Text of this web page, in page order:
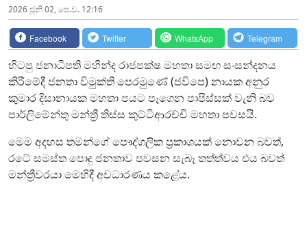
2026 ජූනි 02, පෙ.ව. 12:16
Facebook Twitter WhatsApp Telegram
හිටපු ජනාධිපති මහින්ද රාජපක්ෂ මහතා සමඟ සංසන්දනය
කිරීමේදී ජනතා විමුක්ති පෙරමුණේ (ජවිපෙ) නායක අනුර
කුමාර දිසානායක මහතා පයට පෑගෙන පාපිස්සක් වැනි බව
පාර්ලිමේන්තු මන්ත්‍රී තිස්ස කුට්ටිආරච්චි මහතා පවසයි.
මෙම අදහස තමන්ගේ පෞද්ගලික ප්‍රකාශයක් නොවන බවත්,
රටේ සමස්ත පොදු ජනතාව පවසන සැබෑ තත්ත්වය එය බවත්
මන්ත්‍රීවරයා මෙහිදී අවධාරණය කළේය.